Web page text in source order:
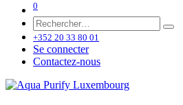
0
+352 20 33 80 01
Se connecter
Contactez-nous